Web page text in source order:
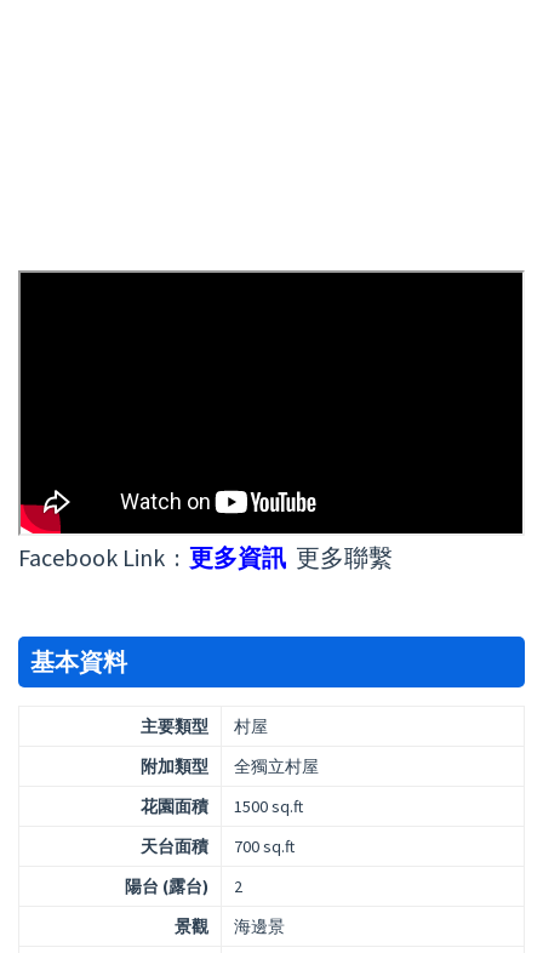
Facebook Link : 更多資訊 更多聯繫
基本資料
主要類型
村屋
附加類型
全獨立村屋
花園面積
1500 sq.ft
天台面積
700 sq.ft
陽台 (露台)
2
景觀
海邊景